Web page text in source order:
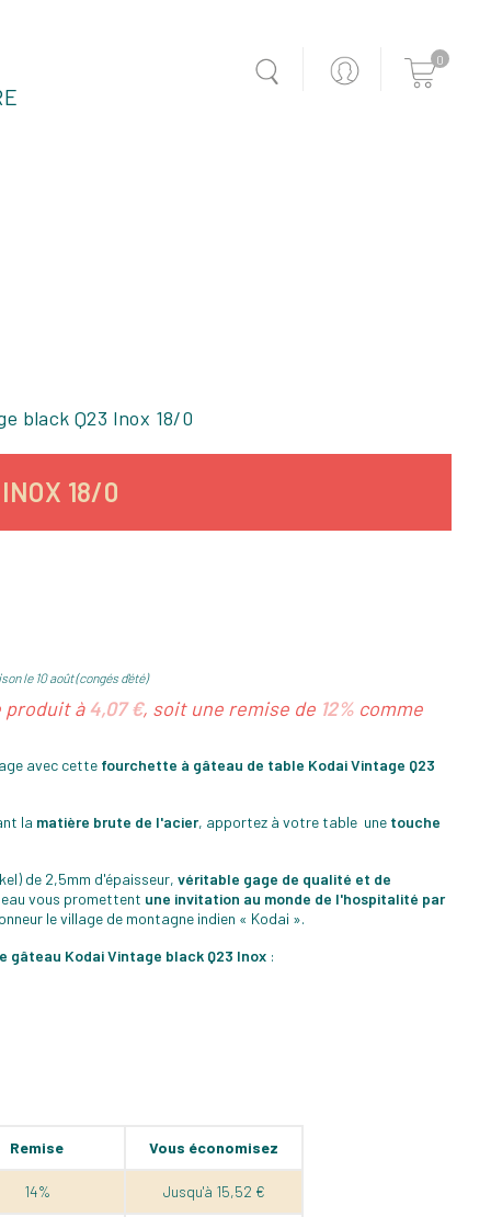
0
black Q23 Inox 18/0
18/0
le 10 août (congés d'été)
produit à 4,07 €, soit une remise de 12% comme
avec cette fourchette à gâteau de table Kodai Vintage Q23
la matière brute de l'acier, apportez à votre table une touche
de 2,5mm d'épaisseur, véritable gage de qualité et de
vous promettent une invitation au monde de l'hospitalité par
le village de montagne indien « Kodai ».
Kodai Vintage black Q23 Inox :
Remise Vous économisez
14% Jusqu'à 15,52 €